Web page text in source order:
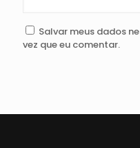
Salvar meus dados
vez que eu comentar.